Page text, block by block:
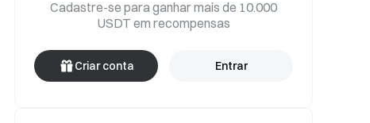
Cadastre-se para ganhar mais de 10.000
USDT em recompensas
Criar conta Entrar